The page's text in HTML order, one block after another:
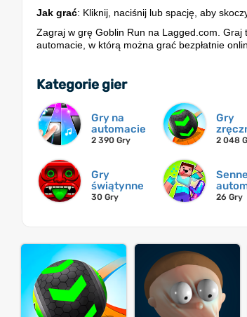
Jak grać: Kliknij, naciśnij lub spację, aby
Zagraj w grę Goblin Run na Lagged.com.
automacie, w którą można grać bezpłatnie
Kategorie gier
Gry na
automacie
2 390 Gry
Gry
2 048
Gry
świątynne
30 Gry 26 Gry